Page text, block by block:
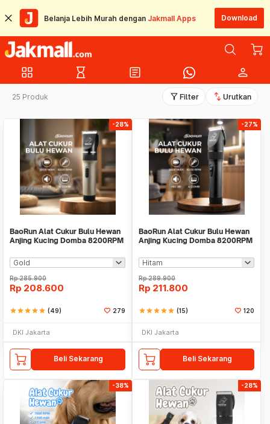
Belanja Lebih Murah dengan Jakmall Apps Download
grid_view hourglass_empty article person
25 Produk filter_alt Filter swap_vert Urutkan
-28%
BaoRun Alat Cukur Bulu Hewan
Anjing Kucing Domba 8200RPM
Rp285.900
Rp 208.600
starstarstarstarstar (49) 279
DKI Jakarta
Beli Sekarang
-27%
BaoRun Alat Cukur Bulu Hewan
Anjing Kucing Domba 8200RPM
Rp289.900
Rp 211.800
starstarstarstarstar (15) 120
DKI Jakarta
Beli Sekarang
-38% -28%